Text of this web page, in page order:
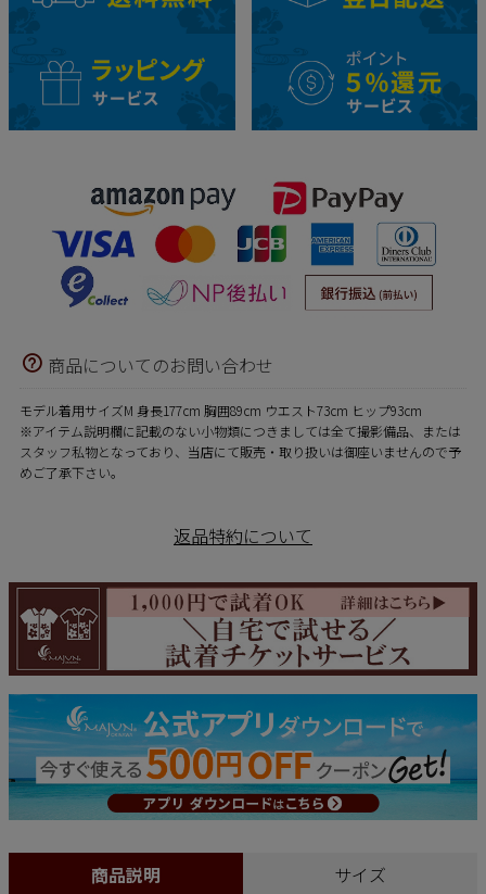
商品についてのお問い合わせ
モデル着用サイズM 身長177cm 胸囲89cm ウエスト73cm ヒップ93cm
※アイテム説明欄に記載のない小物類につきましては全て撮影備品、または
スタッフ私物となっており、当店にて販売・取り扱いは御座いませんので予
めご了承下さい。
返品特約について
商品説明 サイズ